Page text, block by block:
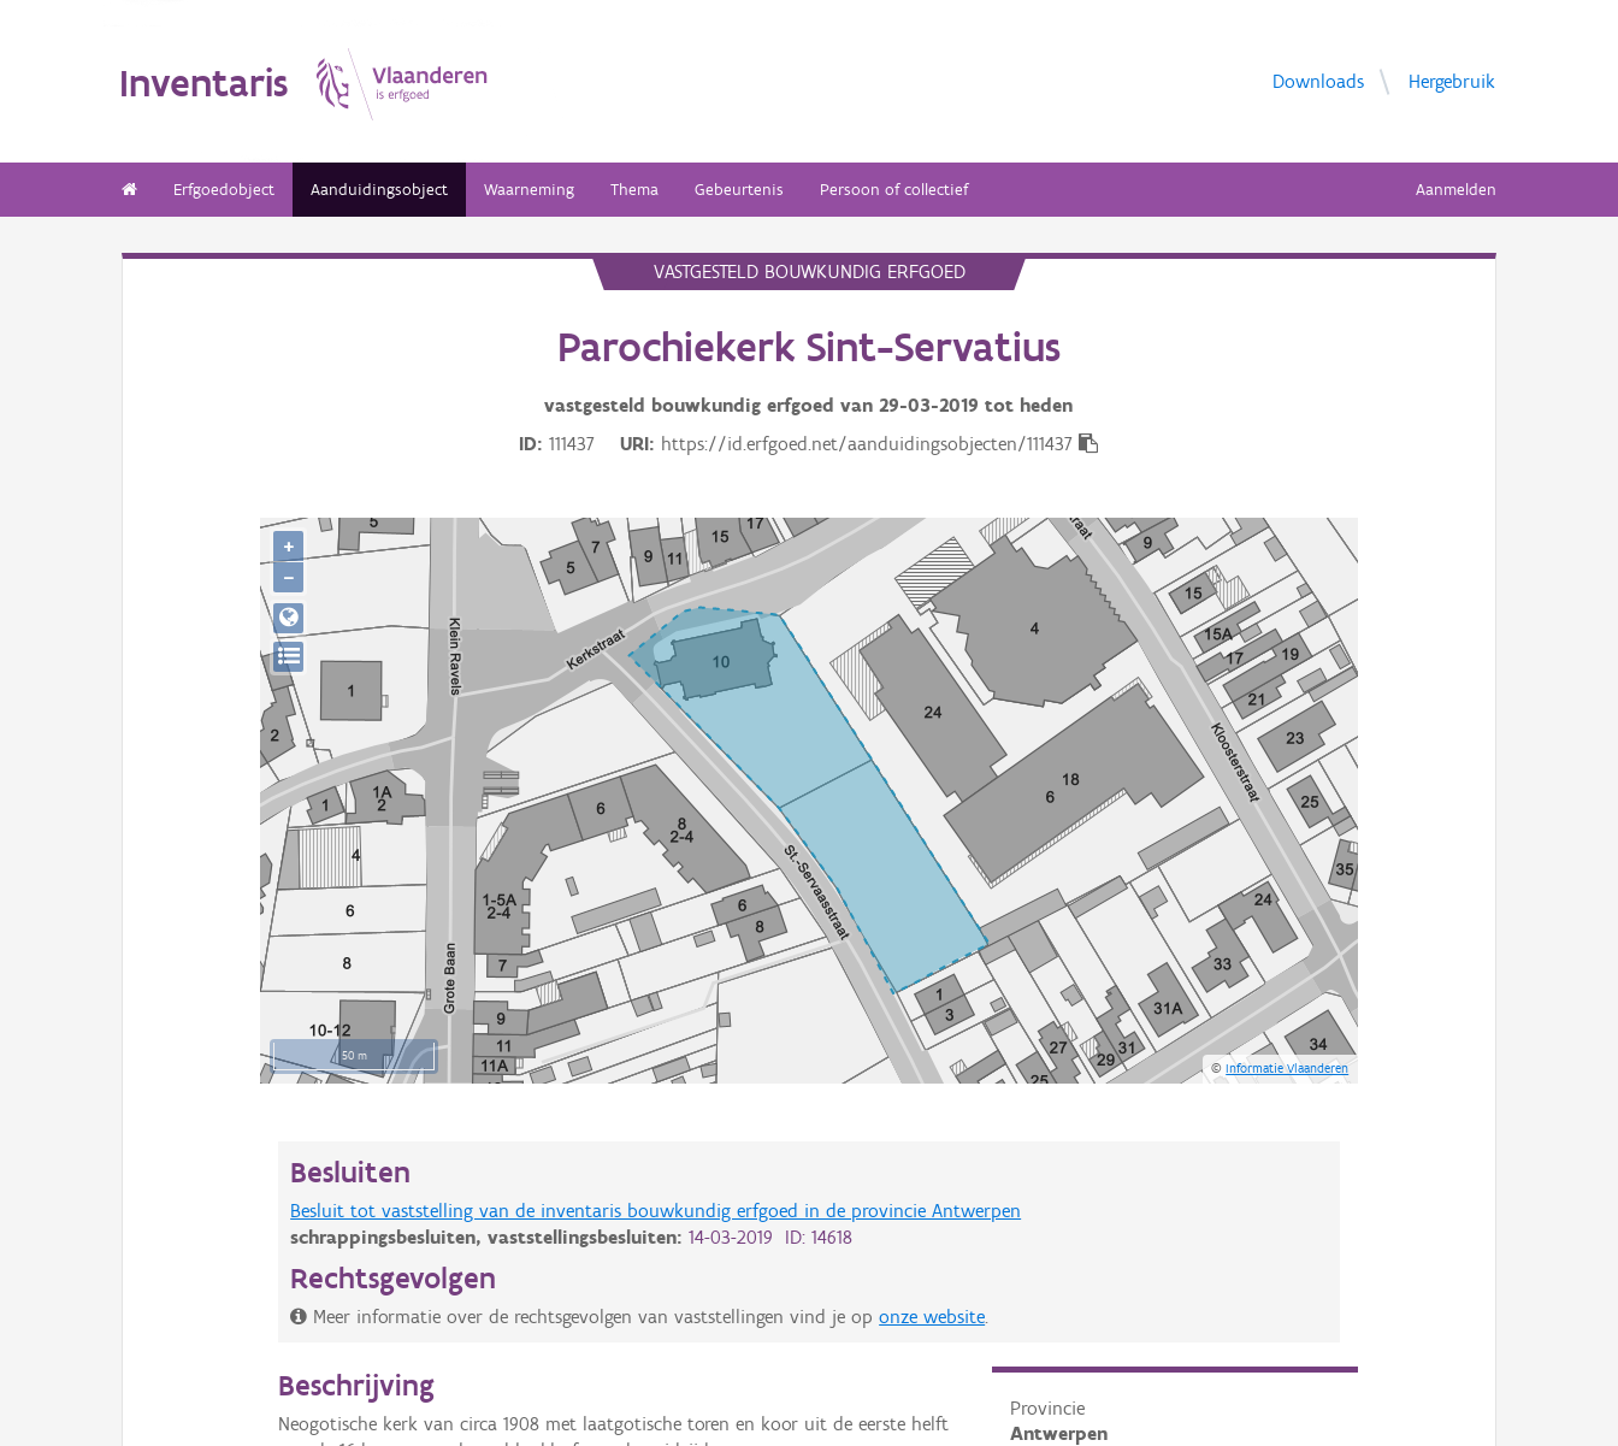
Inventaris Downloads Hergebruik
Erfgoedobject Aanduidingsobject Waarneming Thema Gebeurtenis Persoon of collectief Aanmelden
VASTGESTELD BOUWKUNDIG ERFGOED
Parochiekerk Sint-Servatius
vastgesteld bouwkundig erfgoed van29-03-2019 tot heden
ID
111437 URI https://id.erfgoed.net/aanduidingsobjecten/111437
50 m
©Informatie Vlaanderen
+
−
Besluiten
Besluit tot vaststelling van de inventaris bouwkundig erfgoed in de provincie Antwerpen
schrappingsbesluiten,vaststellingsbesluiten:14-03-2019 ID: 14618
Rechtsgevolgen
Meer informatie over de rechtsgevolgen van vaststellingen vind je oponze website.
Provincie
Antwerpen
Beschrijving
Neogotische kerk van circa 1908 met laatgotische toren en koor uit de eerste helft